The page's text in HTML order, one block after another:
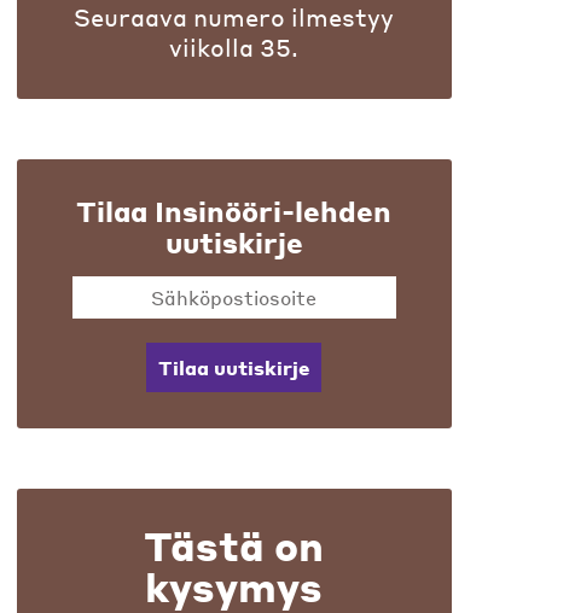
Seuraava numero ilmestyy
viikolla 35.
Tilaa Insinööri-lehden
uutiskirje
Tilaa uutiskirje
Tästä on
kysymys